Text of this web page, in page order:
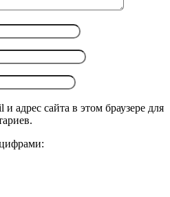
адрес сайта в этом браузере для